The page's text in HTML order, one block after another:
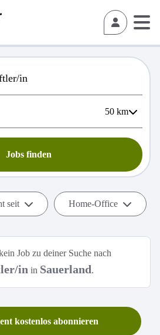
50 km
Jobs finden
seit Home-Office
Job zu deiner Suche nach
in in Sauerland.
kostenlos abonnieren